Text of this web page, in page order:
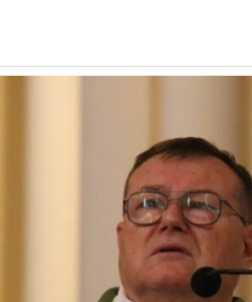
Секретариат:Понедельник-
По записи
актуальном расписании.
Гуманитарная помощь:
Непрестанное поклонение:Вы
телефону 8-961-757-51-14.